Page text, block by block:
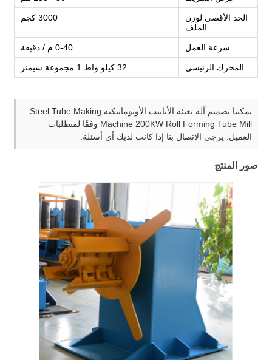
الحد الأقصى لوزن
الملف
3000 كجم
سرعة العمل 0-40 م / دقيقة
المحرك الرئيسي 32 كيلو واط 1 مجموعة سيمنز
يمكننا تصميم آلة تعبئة الأنابيب الأوتوماتيكية Steel Tube Making
Machine 200KW Roll Forming Tube Mill وفقًا لمتطلبات
العميل. يرجى الاتصال بنا إذا كانت لديك أي أسئلة.
صور المنتج